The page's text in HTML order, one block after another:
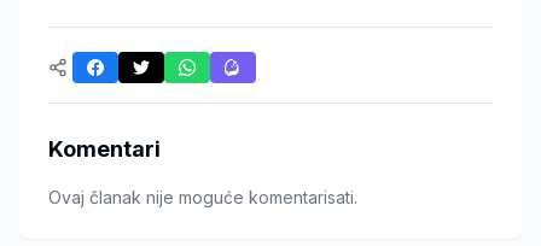
Komentari
Ovaj članak nije moguće komentarisati.